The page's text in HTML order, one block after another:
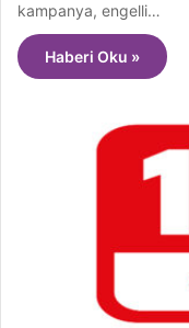
kampanya, engelli…
Haberi Oku »